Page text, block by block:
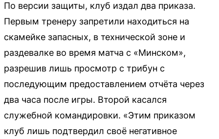
По версии защиты, клуб издал два приказа.
Первым тренеру запретили находиться на
скамейке запасных, в технической зоне и
раздевалке во время матча с «Минском»,
разрешив лишь просмотр с трибун с
последующим предоставлением отчёта через
два часа после игры. Второй касался
служебной командировки. «Этим приказом
клуб лишь подтвердил своё негативное